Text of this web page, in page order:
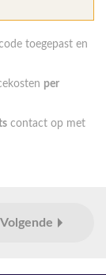
toegepast en
per
contact op met
Volgende